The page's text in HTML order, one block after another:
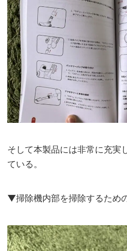
そして本製品には非常に充実
ている。
▼掃除機内部を掃除するため